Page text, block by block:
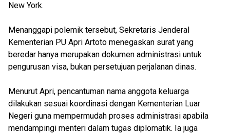
New York.
Menanggapi polemik tersebut, Sekretaris Jenderal
Kementerian PU Apri Artoto menegaskan surat yang
beredar hanya merupakan dokumen administrasi untuk
pengurusan visa, bukan persetujuan perjalanan dinas.
Menurut Apri, pencantuman nama anggota keluarga
dilakukan sesuai koordinasi dengan Kementerian Luar
Negeri guna mempermudah proses administrasi apabila
mendampingi menteri dalam tugas diplomatik. Ia juga